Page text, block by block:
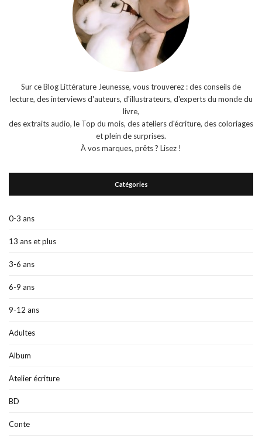
Sur ce Blog Littérature Jeunesse, vous trouverez : des conseils de
lecture, des interviews d'auteurs, d'illustrateurs, d'experts du monde du
livre,
des extraits audio, le Top du mois, des ateliers d'écriture, des coloriages
et plein de surprises.
À vos marques, prêts ? Lisez !
Catégories
0-3 ans
13 ans et plus
3-6 ans
6-9 ans
9-12 ans
Adultes
Album
Atelier écriture
BD
Conte